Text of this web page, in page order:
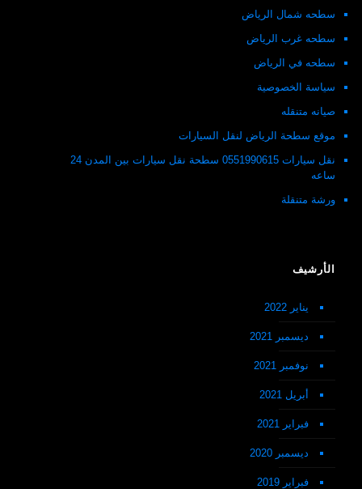
سطحه شمال الرياض
سطحه غرب الرياض
سطحه في الرياض
سياسة الخصوصية
صيانه متنقله
موقع سطحة الرياض لنقل السيارات
نقل سيارات 0551990615 سطحة نقل سيارات بين المدن 24
ساعه
ورشة متنقلة
الأرشيف
يناير 2022
ديسمبر 2021
نوفمبر 2021
أبريل 2021
فبراير 2021
ديسمبر 2020
فبراير 2019